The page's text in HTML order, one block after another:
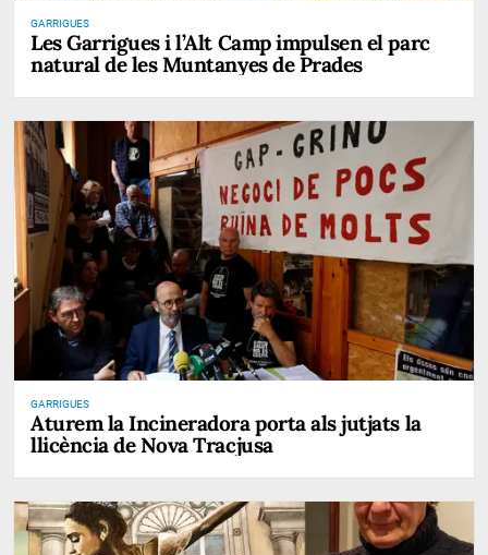
GARRIGUES
Les Garrigues i l’Alt Camp impulsen el parc
natural de les Muntanyes de Prades
GARRIGUES
Aturem la Incineradora porta als jutjats la
llicència de Nova Tracjusa